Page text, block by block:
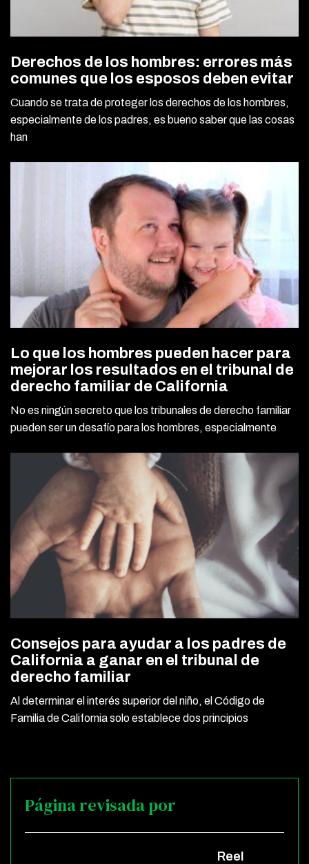
Derechos de los hombres: errores más
comunes que los esposos deben evitar
Cuando se trata de proteger los derechos de los hombres,
especialmente de los padres, es bueno saber que las cosas
han
Lo que los hombres pueden hacer para
mejorar los resultados en el tribunal de
derecho familiar de California
No es ningún secreto que los tribunales de derecho familiar
pueden ser un desafío para los hombres, especialmente
Consejos para ayudar a los padres de
California a ganar en el tribunal de
derecho familiar
Al determinar el interés superior del niño, el Código de
Familia de California solo establece dos principios
Página revisada por
Reel